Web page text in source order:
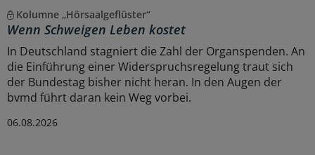
Kolumne „Hörsaalgeflüster“
Wenn Schweigen Leben kostet
In Deutschland stagniert die Zahl der Organspenden. An
die Einführung einer Widerspruchsregelung traut sich
der Bundestag bisher nicht heran. In den Augen der
bvmd führt daran kein Weg vorbei.
06.08.2026